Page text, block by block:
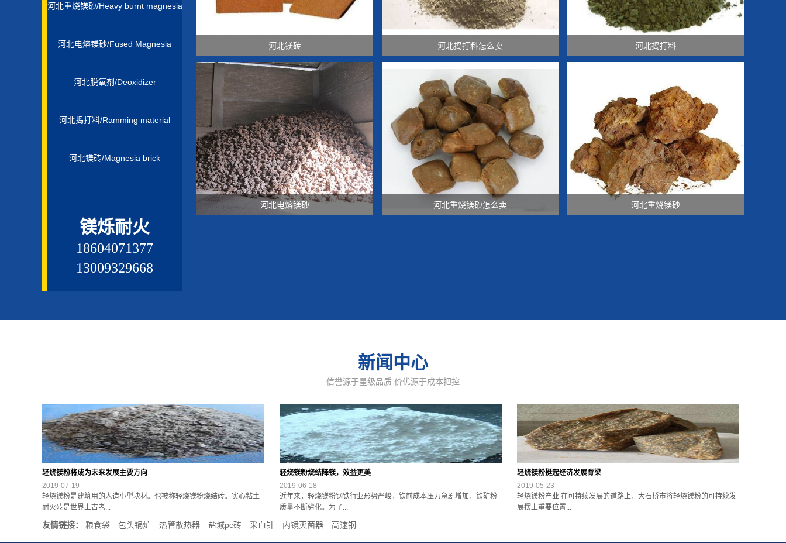
河北重烧镁砂/Heavy burnt magnesia
河北电熔镁砂/Fused Magnesia
河北脱氧剂/Deoxidizer
河北捣打料/Ramming material
河北镁砖/Magnesia brick
镁烁耐火
18604071377
13009329668
河北镁砖 河北捣打料怎么卖 河北捣打料
河北电熔镁砂 河北重烧镁砂怎么卖 河北重烧镁砂
新闻中心
信誉源于星级品质 价优源于成本把控
轻烧镁粉将成为未来发展主要方向
2019-07-19
轻烧镁粉是建筑用的人造小型块材。也被称轻烧镁粉烧结砖。实心粘土
耐火砖是世界上古老...
轻烧镁粉烧结降镁，效益更美
2019-06-18
近年来，轻烧镁粉钢铁行业形势严峻，铁前成本压力急剧增加，铁矿粉
质量不断劣化。为了...
轻烧镁粉挺起经济发展脊梁
2019-05-23
轻烧镁粉产业 在可持续发展的道路上，大石桥市将轻烧镁粉的可持续发
展摆上重要位置...
友情链接： 粮食袋 包头锅炉 热管散热器 盐城pc砖 采血针 内镜灭菌器 高速钢